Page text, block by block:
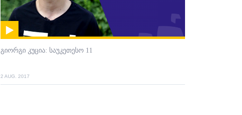
გიორგი კუცია: საუკეთესო 11
2 AUG. 2017